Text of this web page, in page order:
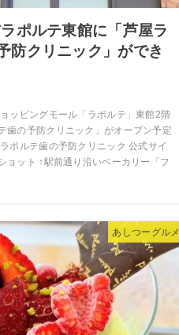
ポルテ東館に「芦屋ラ
防クリニック」ができ
ッピングモール「ラポルテ」東館2階
歯の予防クリニック」がオープン予定
ポルテ歯の予防クリニック 公式サイ
ョット ↑駅前通り沿いベーカリー「フ
あしつーグルメ